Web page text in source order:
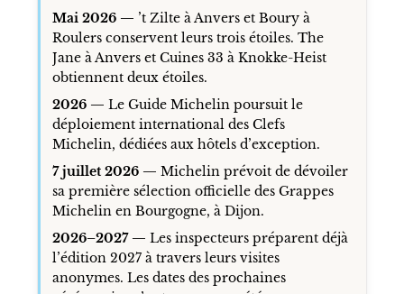
Mai 2026 — ’t Zilte à Anvers et Boury à
Roulers conservent leurs trois étoiles. The
Jane à Anvers et Cuines 33 à Knokke-Heist
obtiennent deux étoiles.
2026 — Le Guide Michelin poursuit le
déploiement international des Clefs
Michelin, dédiées aux hôtels d’exception.
7 juillet 2026 — Michelin prévoit de dévoiler
sa première sélection officielle des Grappes
Michelin en Bourgogne, à Dijon.
2026–2027 — Les inspecteurs préparent déjà
l’édition 2027 à travers leurs visites
anonymes. Les dates des prochaines